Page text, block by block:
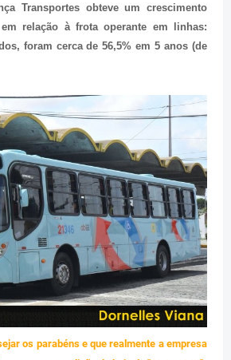
Transportes obteve um crescimento
relação à frota operante em linhas:
foram cerca de 56,5% em 5 anos (de
os parabéns e que realmente a empresa